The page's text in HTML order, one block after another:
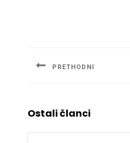
PRETHODNI
Ostali članci